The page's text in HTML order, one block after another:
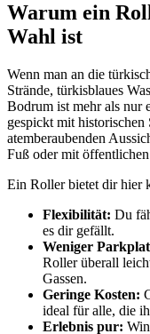
Warum ein
Wahl ist
Wenn man an die
Strände, türkisblaues
Bodrum ist mehr als nur
gespickt mit historischen
atemberaubenden
Fuß oder mit
Ein Roller bietet dir hier
Flexibilität: Du
es dir gefällt.
Weniger
Roller überall
Gassen.
Geringe Kosten:
ideal für alle, die
Erlebnis pur: